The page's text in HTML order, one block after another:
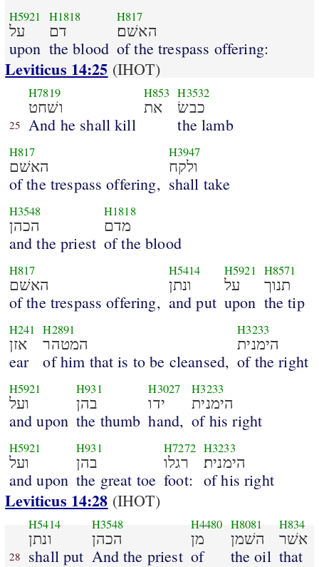
H5921
על
upon
H1818
דם
the blood
H817
האשׁם׃
of the trespass offering:
Leviticus 14:25 (IHOT)
25
H7819
ושׁחט
And he shall kill
H853
את
H3532
כבשׂ
the lamb
H817
האשׁם
of the trespass offering,
H3947
ולקח
shall take
H3548
הכהן
and the priest
H1818
מדם
of the blood
H817
האשׁם
of the trespass offering,
H5414
ונתן
and put
H5921
על
upon
H8571
תנוך
the tip
H241
אזן
ear
H2891
המטהר
of him that is to be cleansed,
H3233
הימנית
of the right
H5921
ועל
and upon
H931
בהן
the thumb
H3027
ידו
hand,
H3233
הימנית
of his right
H5921
ועל
and upon
H931
בהן
the great toe
H7272
רגלו
foot:
H3233
הימנית׃
of his right
Leviticus 14:28 (IHOT)
28
H5414
ונתן
shall put
H3548
הכהן
And the priest
H4480
מן
of
H8081
השׁמן
the oil
H834
אשׁר
that